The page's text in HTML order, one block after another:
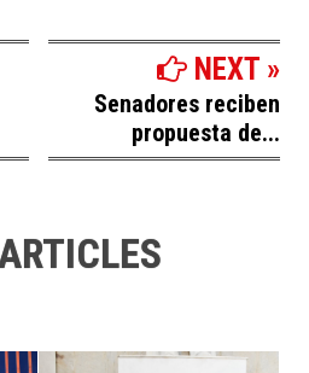
NEXT »
Senadores reciben
propuesta de...